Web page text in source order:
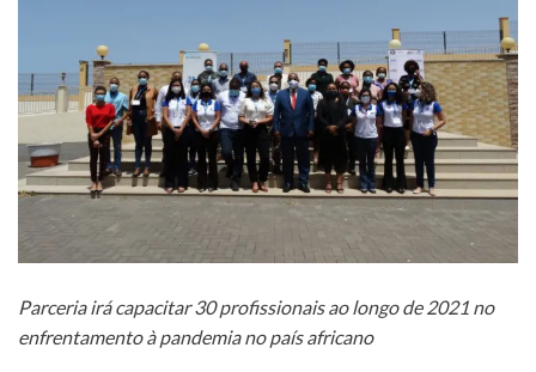
Parceria irá capacitar 30 profissionais ao longo de 2021 no
enfrentamento à pandemia no país africano